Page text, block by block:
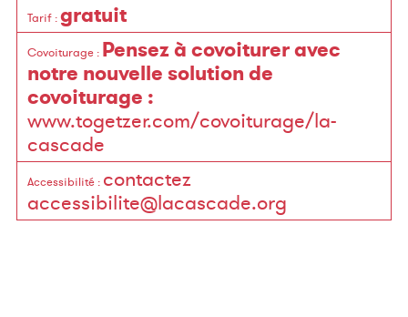
Tarif :gratuit
Covoiturage : Pensez à covoiturer avec
notre nouvelle solution de
covoiturage :
www.togetzer.com/covoiturage/la-
cascade
Accessibilité : contactez
accessibilite@lacascade.org